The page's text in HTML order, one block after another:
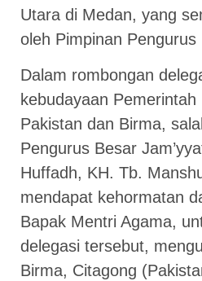
Utara di Medan, yang
oleh Pimpinan Pengurus
Dalam rombongan
kebudayaan
Pakistan dan Birma,
Pengurus Besar
Huffadh, KH. Tb.
mendapat kehormatan
Bapak Mentri Agama,
delegasi tersebut,
Birma, Citagong